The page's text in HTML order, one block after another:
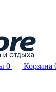
0 Корзина